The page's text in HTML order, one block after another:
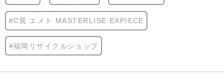
#C賞 エメト MASTERLISE EXPIECE
#福岡リサイクルショップ